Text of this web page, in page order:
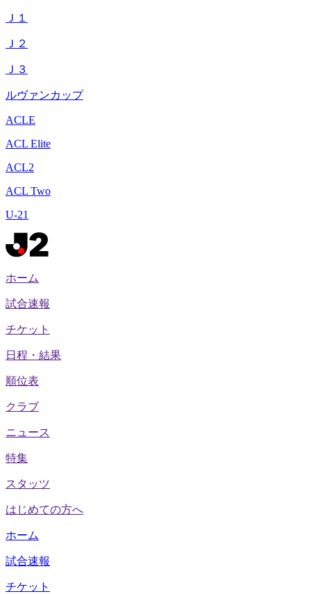
Ｊ１
Ｊ２
Ｊ３
ルヴァンカップ
ACLE
ACL Elite
ACL2
ACL Two
U-21
ホーム
試合速報
チケット
日程・結果
順位表
クラブ
ニュース
特集
スタッツ
はじめての方へ
ホーム
試合速報
チケット